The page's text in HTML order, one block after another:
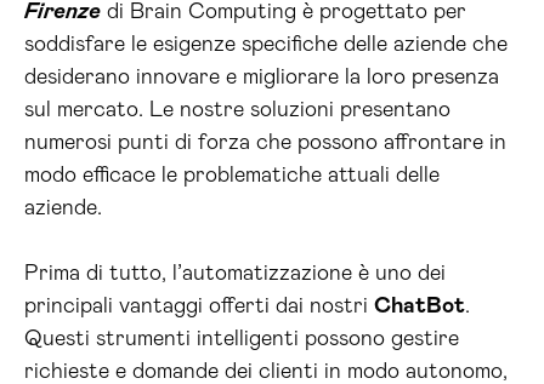
Firenze di Brain Computing è progettato per
soddisfare le esigenze specifiche delle aziende che
desiderano innovare e migliorare la loro presenza
sul mercato. Le nostre soluzioni presentano
numerosi punti di forza che possono affrontare in
modo efficace le problematiche attuali delle
aziende.
Prima di tutto, l’automatizzazione è uno dei
principali vantaggi offerti dai nostri ChatBot.
Questi strumenti intelligenti possono gestire
richieste e domande dei clienti in modo autonomo,